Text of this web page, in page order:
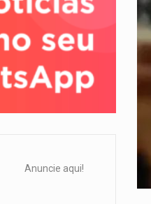
Anuncie aqui!